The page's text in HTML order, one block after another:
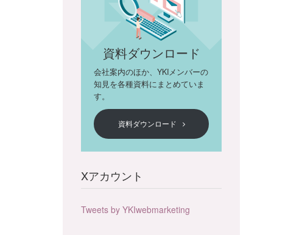
資料ダウンロード
会社案内のほか、YKIメンバーの
知見を各種資料にまとめていま
す。
資料ダウンロード
Xアカウント
Tweets by YKIwebmarketing